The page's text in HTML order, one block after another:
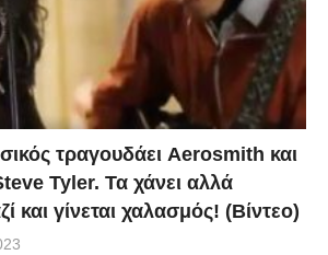
τραγουδάει Aerosmith και
Tyler. Τα χάνει αλλά
και γίνεται χαλασμός! (Βίντεο)